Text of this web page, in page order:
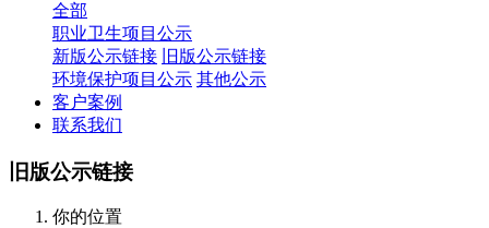
全部
职业卫生项目公示
新版公示链接
旧版公示链接
环境保护项目公示 其他公示
客户案例
联系我们
旧版公示链接
你的位置